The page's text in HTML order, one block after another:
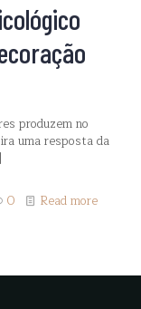
produzem no
uma resposta da
0 Read more